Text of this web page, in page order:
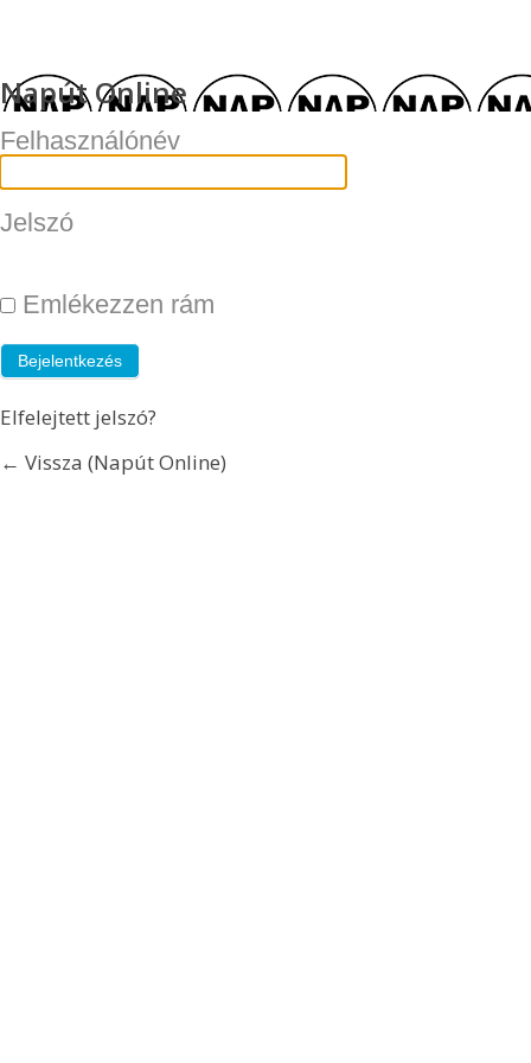
Napút Online
Felhasználónév
Jelszó
Emlékezzen rám
Elfelejtett jelszó?
← Vissza (Napút Online)